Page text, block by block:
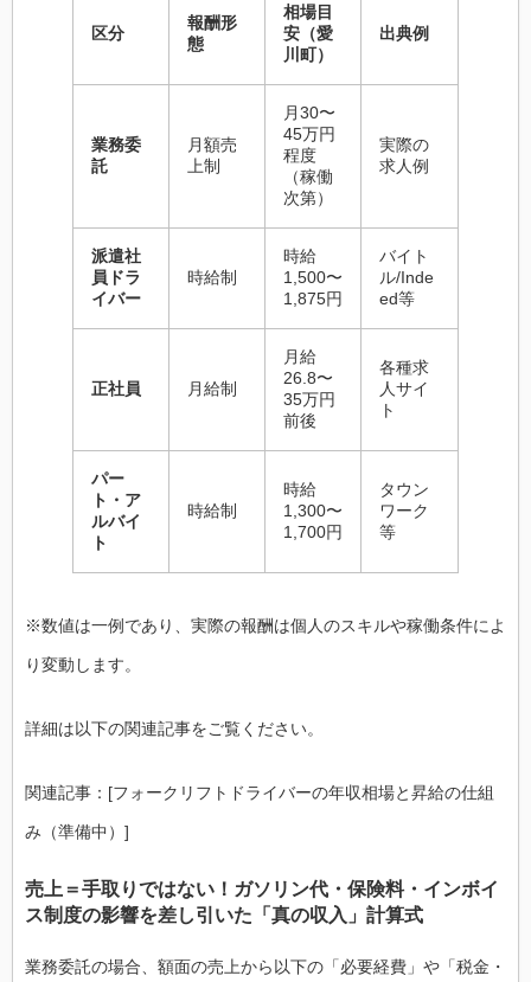
区分
報酬形
態
相場目
安（愛
川町）
出典例
業務委
託
月額売
上制
月30〜
45万円
程度
（稼働
次第）
実際の
求人例
派遣社
員ドラ
イバー
時給制
時給
1,500〜
1,875円
バイト
ル/Inde
ed等
正社員 月給制
月給
26.8〜
35万円
前後
各種求
人サイ
ト
パー
ト・ア
ルバイ
ト
時給制
時給
1,300〜
1,700円
タウン
ワーク
等
※数値は一例であり、実際の報酬は個人のスキルや稼働条件によ
り変動します。
詳細は以下の関連記事をご覧ください。
関連記事：[フォークリフトドライバーの年収相場と昇給の仕組
み（準備中）]
売上＝手取りではない！ガソリン代・保険料・インボイ
ス制度の影響を差し引いた「真の収入」計算式
業務委託の場合、額面の売上から以下の「必要経費」や「税金・